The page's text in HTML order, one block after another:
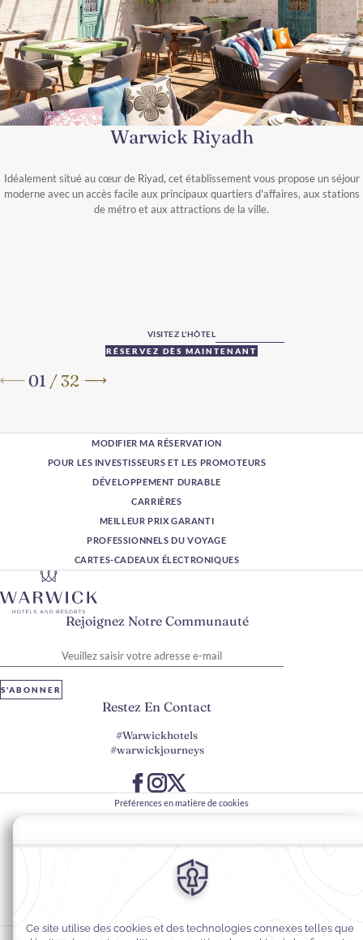
Warwick Riyadh
Idéalement situé au cœur de Riyad, cet établissement vous propose un séjour
moderne avec un accès facile aux principaux quartiers d'affaires, aux stations
de métro et aux attractions de la ville.
VISITEZ L'HÔTEL
RÉSERVEZ DÈS MAINTENANT
01 /32
MODIFIER MA RÉSERVATION
POUR LES INVESTISSEURS ET LES PROMOTEURS
DÉVELOPPEMENT DURABLE
CARRIÈRES
MEILLEUR PRIX GARANTI
PROFESSIONNELS DU VOYAGE
CARTES-CADEAUX ÉLECTRONIQUES
Rejoignez Notre Communauté
S'ABONNER
Restez En Contact
#Warwickhotels
#warwickjourneys
Préférences en matière de cookies
Accessibilité du Web
Contact
Conditions générales